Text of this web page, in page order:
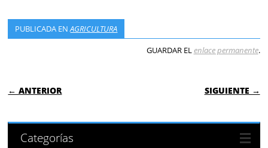
PUBLICADA ENAGRICULTURA
GUARDAR ELenlace permanente.
NAVEGACIÓN DE ENTRADAS
← ANTERIOR SIGUIENTE →
Categorías